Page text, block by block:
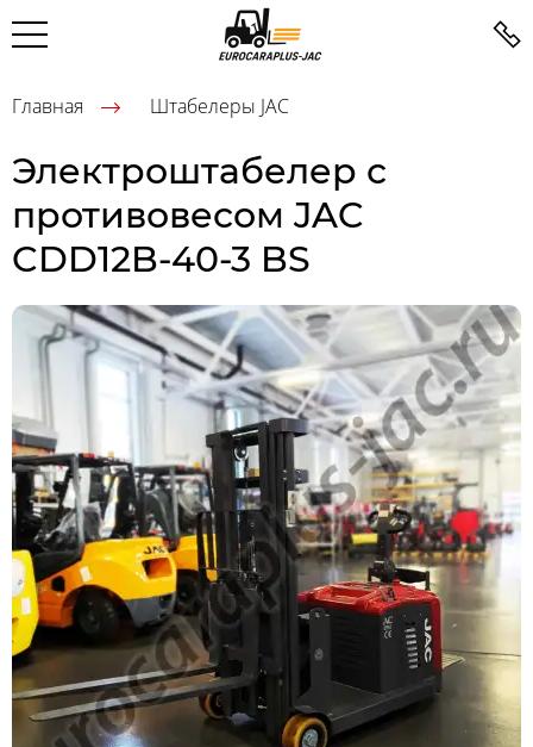
Главная Штабелеры JAC
Электроштабелер с
противовесом JAC
CDD12B-40-3 BS